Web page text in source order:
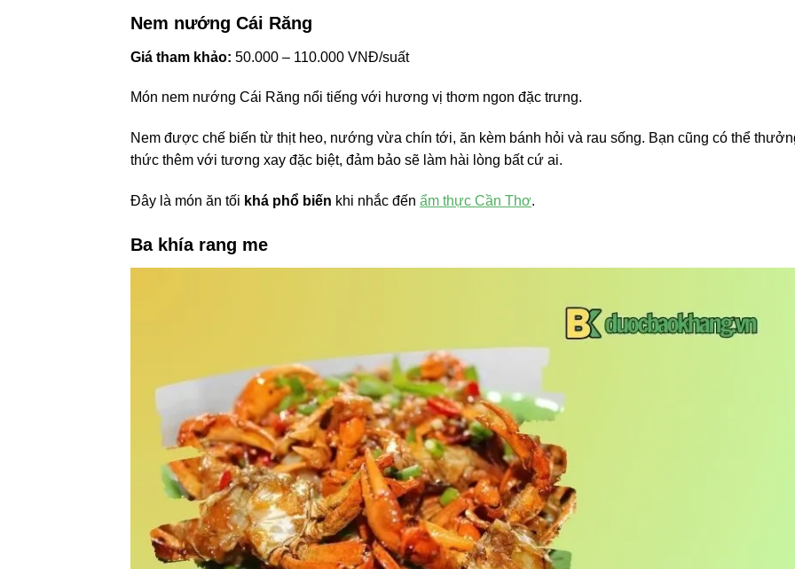
Nem nướng Cái Răng
Giá tham khảo: 50.000 – 110.000 VNĐ/suất
Món nem nướng Cái Răng nổi tiếng với hương vị thơm ngon đặc trưng.
Nem được chế biến từ thịt heo, nướng vừa chín tới, ăn kèm bánh hỏi và rau sống. Bạn cũng có thể
thức thêm với tương xay đặc biệt, đảm bảo sẽ làm hài lòng bất cứ ai.
Đây là món ăn tối khá phổ biến khi nhắc đến ẩm thực Cần Thơ.
Ba khía rang me